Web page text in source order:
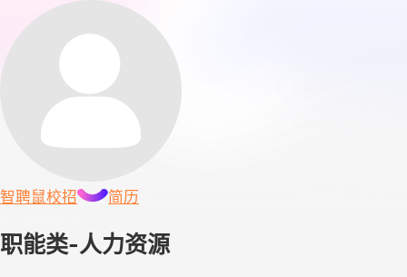
智聘鼠校招 简历
职能类-人力资源